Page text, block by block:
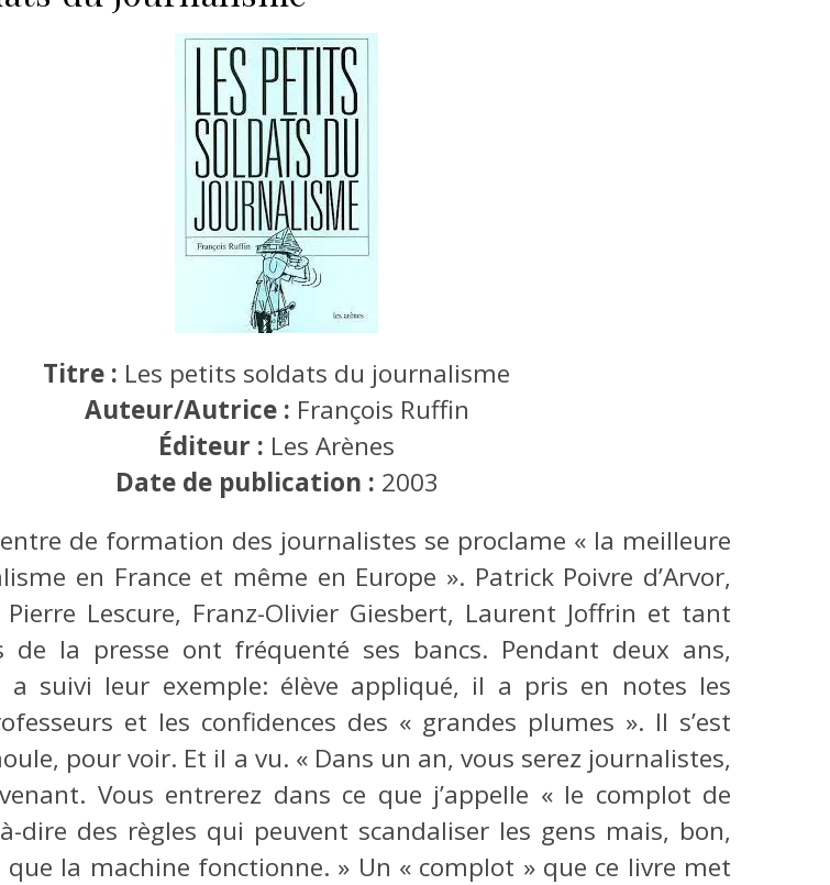
Titre : Les petits soldats du journalisme
Auteur/Autrice : François Ruffin
Éditeur : Les Arènes
Date de publication : 2003
de formation des journalistes se proclame « la meilleure
en France et même en Europe ». Patrick Poivre d’Arvor,
Pierre Lescure, Franz-Olivier Giesbert, Laurent Joffrin et tant
de la presse ont fréquenté ses bancs. Pendant deux ans,
a suivi leur exemple: élève appliqué, il a pris en notes les
et les confidences des « grandes plumes ». Il s’est
pour voir. Et il a vu. « Dans un an, vous serez journalistes,
Vous entrerez dans ce que j’appelle « le complot de
dire des règles qui peuvent scandaliser les gens mais, bon,
que la machine fonctionne. » Un « complot » que ce livre met